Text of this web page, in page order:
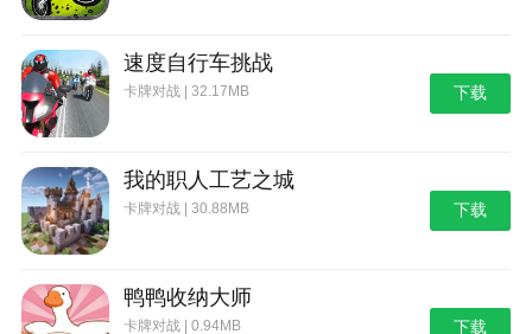
速度自行车挑战
卡牌对战 | 32.17MB 下载
我的职人工艺之城
卡牌对战 | 30.88MB 下载
鸭鸭收纳大师
卡牌对战 | 0.94MB 下载